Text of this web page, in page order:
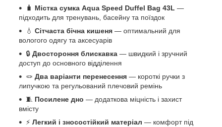
🧳 Містка сумка Aqua Speed Duffel Bag 43L —
підходить для тренувань, басейну та поїздок
💧 Сітчаста бічна кишеня — оптимальний для
вологого одягу та аксесуарів
🔒 Двостороння блискавка — швидкий і зручний
доступ до основного відділення
🪢 Два варіанти перенесення — короткі ручки з
липучкою та регульований плечовий ремінь
🧵 Посилене дно — додаткова міцність і захист
вмісту
⚡ Легкий і зносостійкий матеріал — комфорт під